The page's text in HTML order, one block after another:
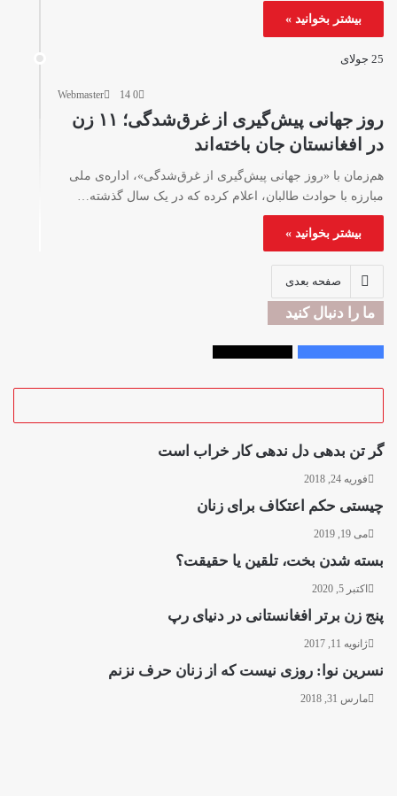
بیشتر بخوانید »
25 جولای
Webmaster 0
روز جهانی پیش‌گیری از غرق‌شدگی؛ ۱۱ زن
در افغانستان جان باخته‌اند
هم‌زمان با «روز جهانی پیش‌گیری از غرق‌شدگی»، اداره‌ی ملی
مبارزه با حوادث طالبان، اعلام کرده که در یک سال گذشته…
بیشتر بخوانید »
صفحه بعدی
ما را دنبال کنید
گر تن بدهی دل ندهی کار خراب است
فوریه 24, 2018
چیستی حکم اعتکاف برای زنان
می 19, 2019
بسته شدن بخت، تلقین یا حقیقت؟
اکتبر 5, 2020
پنج زن برتر افغانستانی در دنیای رپ
ژانویه 11, 2017
نسرین نوا: روزی نیست که از زنان حرف نزنم
مارس 31, 2018